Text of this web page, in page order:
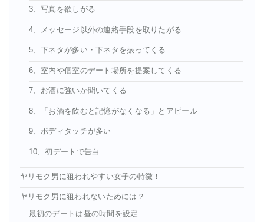
3、写真を欲しがる
4、メッセージ以外の連絡手段を取りたがる
5、下ネタが多い・下ネタを振ってくる
6、室内や個室のデート場所を提案してくる
7、お酒に強いか聞いてくる
8、「お酒を飲むと記憶がなくなる」とアピール
9、ボディタッチが多い
10、初デートで告白
ヤリモク男に狙われやすい女子の特徴！
ヤリモク男に狙われないためには？
最初のデートは昼の時間を設定